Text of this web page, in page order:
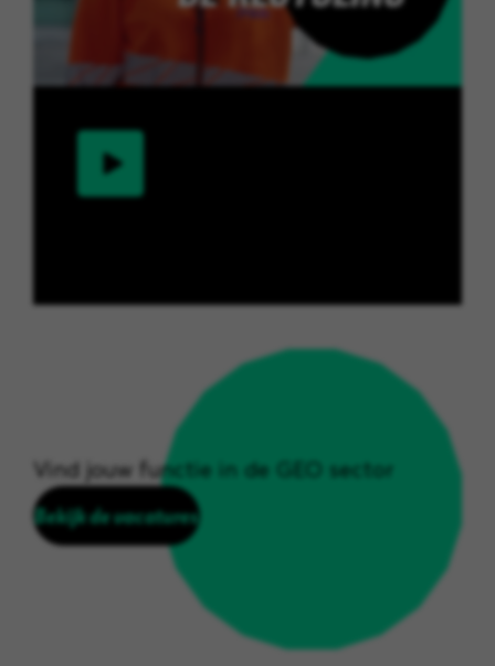
Vind jouw functie in de GEO sector
Bekijk de vacatures